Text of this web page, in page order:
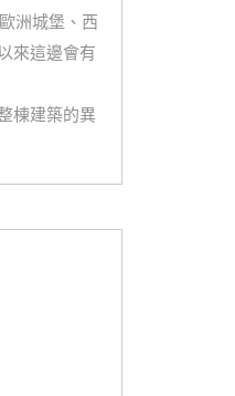
洲城堡、西
來這邊會有
棟建築的異